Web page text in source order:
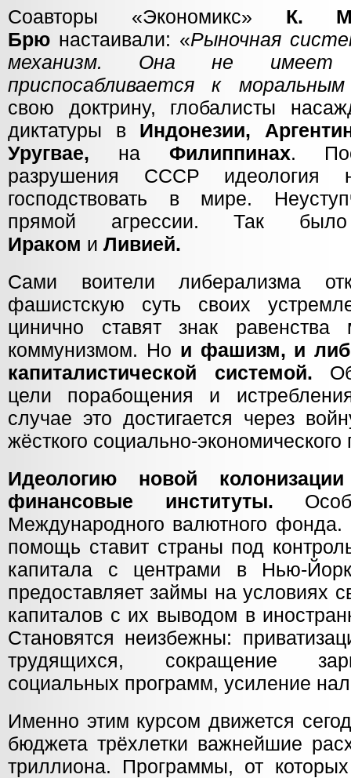
Соавторы «Экономикс» К.
Брю настаивали: «Рыночная
механизм. Она не
приспосабливается к
свою доктрину, глобалисты
диктатуры в Индонезии,
Уругвае, на Филиппинах.
разрушения СССР идеология
господствовать в мире.
прямой агрессии. Так
Ираком и Ливией.
Сами воители либерализма
фашистскую суть своих
цинично ставят знак
коммунизмом. Но и фашизм, и
капиталистической системой.
цели порабощения и
случае это достигается через
жёсткого социально-
Идеологию новой
финансовые институты.
Международного валютного фонда.
помощь ставит страны под
капитала с центрами в Нью-
предоставляет займы на условиях
капиталов с их выводом в
Становятся неизбежны:
трудящихся, сокращение
социальных программ, усиление
Именно этим курсом движется
бюджета трёхлетки важнейшие
триллиона. Программы, от